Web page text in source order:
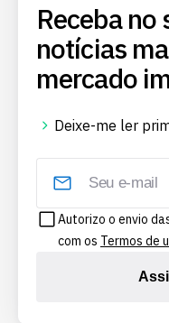
Receba no
notícias
mercado
Deixe-me ler
Autorizo o envio
com os Termos de